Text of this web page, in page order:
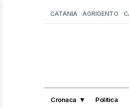
CATANIA AGRIGENTO
Cronaca Politica